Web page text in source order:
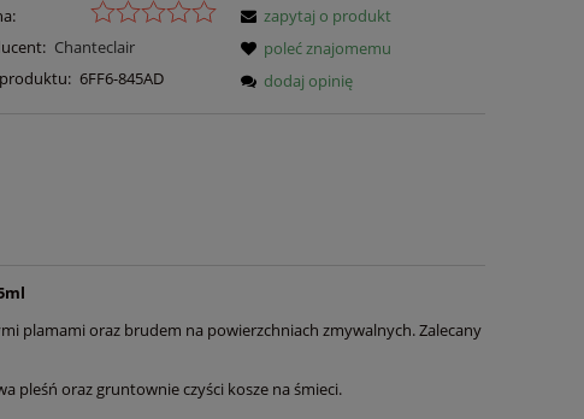
Chanteclair
6FF6-845AD
zapytaj o produkt
poleć znajomemu
dodaj opinię
plamami oraz brudem na powierzchniach zmywalnych. Zalecany
pleśń oraz gruntownie czyści kosze na śmieci.